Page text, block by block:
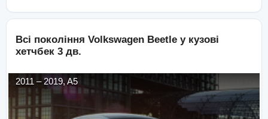
Всі покоління Volkswagen Beetle у кузові
хетчбек 3 дв.
2011 –2019, A5